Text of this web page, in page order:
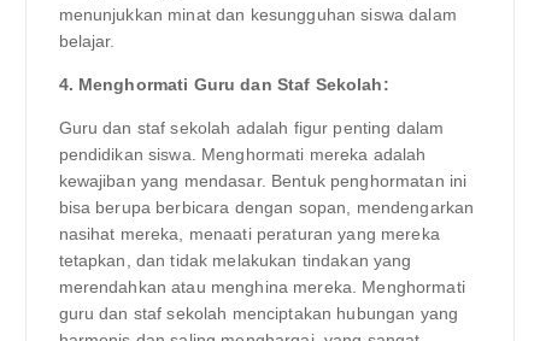
menunjukkan minat dan kesungguhan siswa dalam
belajar.
4. Menghormati Guru dan Staf Sekolah:
Guru dan staf sekolah adalah figur penting dalam
pendidikan siswa. Menghormati mereka adalah
kewajiban yang mendasar. Bentuk penghormatan ini
bisa berupa berbicara dengan sopan, mendengarkan
nasihat mereka, menaati peraturan yang mereka
tetapkan, dan tidak melakukan tindakan yang
merendahkan atau menghina mereka. Menghormati
guru dan staf sekolah menciptakan hubungan yang